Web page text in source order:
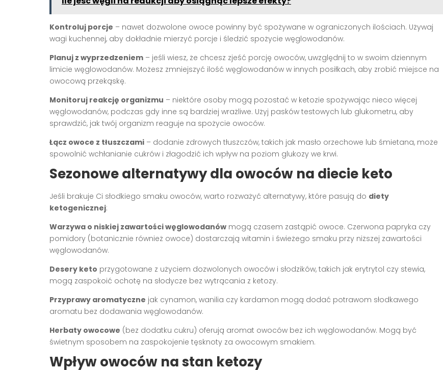
Kontroluj porcje – nawet dozwolone owoce powinny być spożywane w ograniczonych ilościach. Używaj
wagi kuchennej, aby dokładnie mierzyć porcje i śledzić spożycie węglowodanów.
Planuj z wyprzedzeniem – jeśli wiesz, że chcesz zjeść porcję owoców, uwzględnij to w swoim dziennym
limicie węglowodanów. Możesz zmniejszyć ilość węglowodanów w innych posiłkach, aby zrobić miejsce na
owocową przekąskę.
Monitoruj reakcję organizmu – niektóre osoby mogą pozostać w ketozie spożywając nieco więcej
węglowodanów, podczas gdy inne są bardziej wrażliwe. Użyj pasków testowych lub glukometru, aby
sprawdzić, jak twój organizm reaguje na spożycie owoców.
Łącz owoce z tłuszczami – dodanie zdrowych tłuszczów, takich jak masło orzechowe lub śmietana, może
spowolnić wchłanianie cukrów i złagodzić ich wpływ na poziom glukozy we krwi.
Sezonowe alternatywy dla owoców na diecie keto
Jeśli brakuje Ci słodkiego smaku owoców, warto rozważyć alternatywy, które pasują do diety
ketogenicznej:
Warzywa o niskiej zawartości węglowodanów mogą czasem zastąpić owoce. Czerwona papryka czy
pomidory (botanicznie również owoce) dostarczają witamin i świeżego smaku przy niższej zawartości
węglowodanów.
Desery keto przygotowane z użyciem dozwolonych owoców i słodzików, takich jak erytrytol czy stewia,
mogą zaspokoić ochotę na słodycze bez wytrącania z ketozy.
Przyprawy aromatyczne jak cynamon, wanilia czy kardamon mogą dodać potrawom słodkawego
aromatu bez dodawania węglowodanów.
Herbaty owocowe (bez dodatku cukru) oferują aromat owoców bez ich węglowodanów. Mogą być
świetnym sposobem na zaspokojenie tęsknoty za owocowym smakiem.
Wpływ owoców na stan ketozy